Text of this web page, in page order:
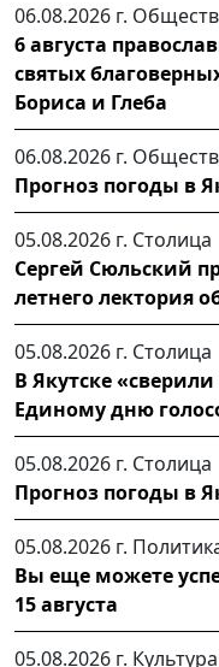
06.08.2026 г.
6 августа
святых
Бориса и Глеба
06.08.2026 г.
Прогноз погоды в
05.08.2026 г. Столица
Сергей Сюльский
летнего лектория
05.08.2026 г. Столица
В Якутске
Единому дню
05.08.2026 г. Столица
Прогноз погоды в
05.08.2026 г.
Вы еще можете
15 августа
05.08.2026 г. Культура